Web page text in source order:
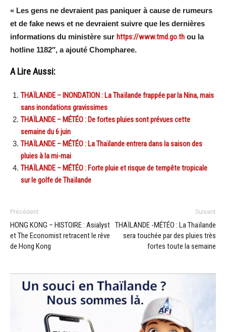
« Les gens ne devraient pas paniquer à cause de rumeurs
et de fake news et ne devraient suivre que les dernières
informations du ministère sur https://www.tmd.go.th ou la
hotline 1182″, a ajouté Chompharee.
A Lire Aussi:
THAÏLANDE – INONDATION : La Thaïlande frappée par la Nina, mais
sans inondations gravissimes
THAÏLANDE – MÉTÉO : De fortes pluies sont prévues cette
semaine du 6 juin
THAÏLANDE – MÉTÉO : La Thaïlande entrera dans la saison des
pluies à la mi-mai
THAÏLANDE – MÉTÉO : Forte pluie et risque de tempête tropicale
sur le golfe de Thaïlande
Précédent
HONG KONG – HISTOIRE : Asialyst
et The Economist retracent le rêve
de Hong Kong
Suivant
THAÏLANDE -MÉTÉO : La Thaïlande
sera touchée par des pluies très
fortes toute la semaine